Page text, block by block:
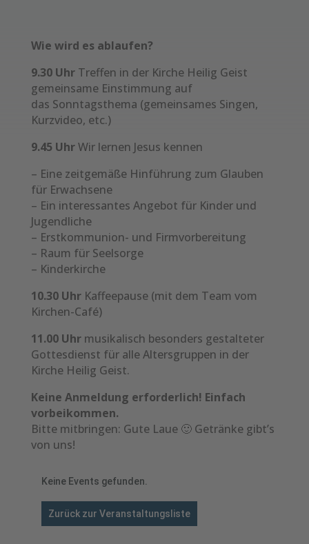
Wie wird es ablaufen?
9.30 UhrTreffen in der Kirche Heilig Geist
gemeinsame Einstimmung auf
das Sonntagsthema (gemeinsames Singen,
Kurzvideo, etc.)
9.45 UhrWir lernen Jesus kennen
– Eine zeitgemäße Hinführung zum Glauben
für Erwachsene
– Ein interessantes Angebot für Kinder und
Jugendliche
– Erstkommunion- und Firmvorbereitung
– Raum für Seelsorge
– Kinderkirche
10.30 UhrKaffeepause (mit dem Team vom
Kirchen-Café)
11.00 Uhrmusikalisch besonders gestalteter
Gottesdienst für alle Altersgruppen in der
Kirche Heilig Geist.
Keine Anmeldung erforderlich! Einfach
vorbeikommen.
Bitte mitbringen: Gute Laue 🙂 Getränke gibt’s
von uns!
Keine Events gefunden.
Zurück zur Veranstaltungsliste